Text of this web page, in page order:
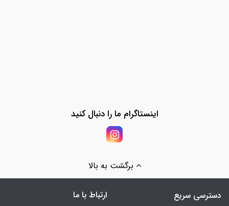
اینستاگرام ما را دنبال کنید
برگشت به بالا
دسترسی سریع ارتباط با ما